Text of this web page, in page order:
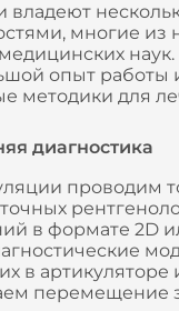
владеют
многие из
опыт работы
методики для
диагностика
проводим
в формате 2D
в артикуляторе
перемещение